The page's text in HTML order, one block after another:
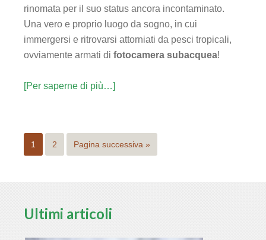
rinomata per il suo status ancora incontaminato.
Una vero e proprio luogo da sogno, in cui
immergersi e ritrovarsi attorniati da pesci tropicali,
ovviamente armati di fotocamera subacquea!
[Per saperne di più…]
1 2 Pagina successiva »
Ultimi articoli